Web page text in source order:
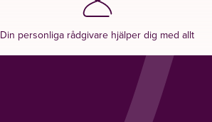
Din personliga rådgivare hjälper dig med allt